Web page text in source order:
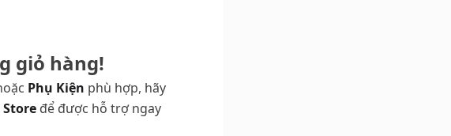
giỏ hàng!
Phụ Kiện phù hợp, hãy
để được hỗ trợ ngay